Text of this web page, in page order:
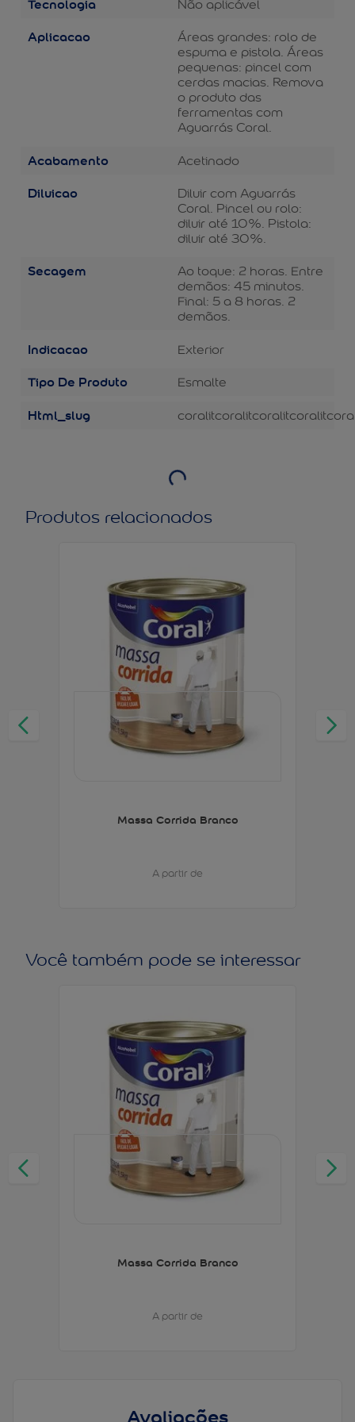
Não aplicável
Aplicacao
Áreas grandes: rolo de
espuma e pistola. Áreas
pequenas: pincel com
cerdas macias. Remova
o produto das
ferramentas com
Aguarrás Coral.
Acabamento Acetinado
Diluicao
Diluir com Aguarrás
Coral. Pincel ou rolo:
diluir até 10%. Pistola:
diluir até 30%.
Secagem
Ao toque: 2 horas. Entre
demãos: 45 minutos.
Final: 5 a 8 horas. 2
demãos.
Indicacao Exterior
Tipo De Produto Esmalte
Html_slug coralitcoralitcoralitcoralit
Produtos relacionados
Massa Corrida Branco
A partir de
Você também pode se interessar
Massa Corrida Branco
A partir de
Avaliações